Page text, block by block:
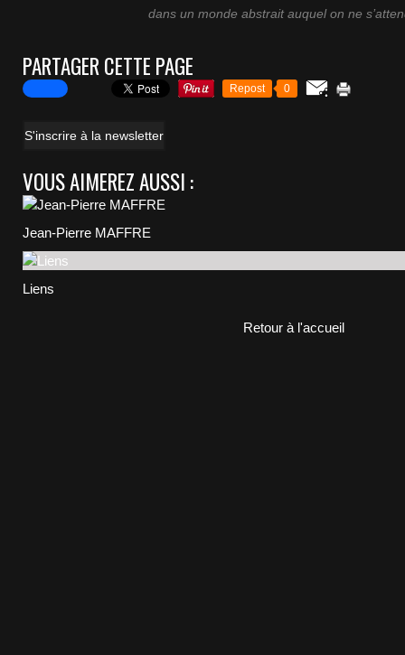
dans un monde abstrait auquel on ne
PARTAGER CETTE PAGE
Repost 0
S'inscrire à la newsletter
VOUS AIMEREZ AUSSI :
Jean-Pierre MAFFRE
Liens
Retour à l'accueil